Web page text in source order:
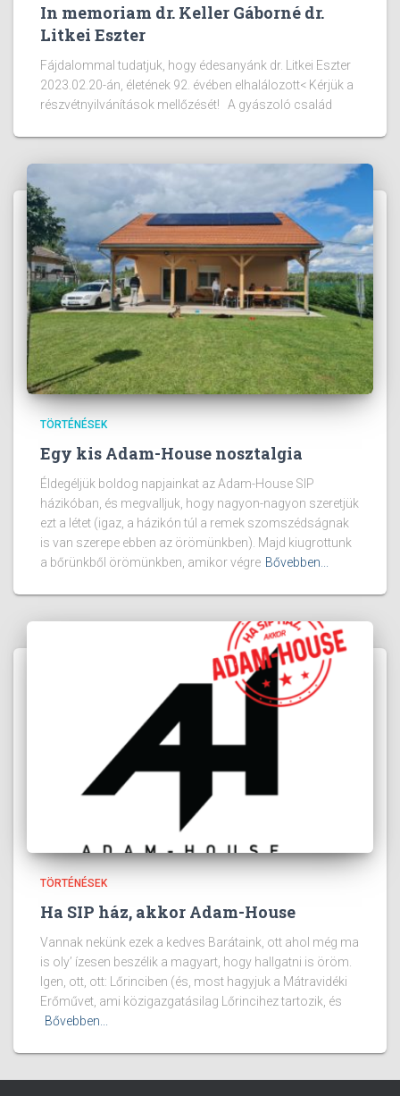
In memoriam dr. Keller Gáborné dr.
Litkei Eszter
Fájdalommal tudatjuk, hogy édesanyánk dr. Litkei Eszter
2023.02.20-án, életének 92. évében elhalálozott< Kérjük a
részvétnyilvánítások mellőzését! A gyászoló család
TÖRTÉNÉSEK
Egy kis Adam-House nosztalgia
Éldegéljük boldog napjainkat az Adam-House SIP
házikóban, és megvalljuk, hogy nagyon-nagyon szeretjük
ezt a létet (igaz, a házikón túl a remek szomszédságnak
is van szerepe ebben az örömünkben). Majd kiugrottunk
a bőrünkből örömünkben, amikor végre Bővebben...
TÖRTÉNÉSEK
Ha SIP ház, akkor Adam-House
Vannak nekünk ezek a kedves Barátaink, ott ahol még ma
is oly’ ízesen beszélik a magyart, hogy hallgatni is öröm.
Igen, ott, ott: Lőrinciben (és, most hagyjuk a Mátravidéki
Erőművet, ami közigazgatásilag Lőrincihez tartozik, és
Bővebben...